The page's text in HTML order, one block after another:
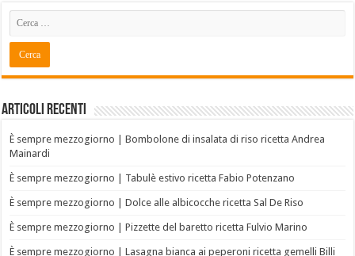
Articoli recenti
È sempre mezzogiorno | Bombolone di insalata di riso ricetta Andrea
Mainardi
È sempre mezzogiorno | Tabulè estivo ricetta Fabio Potenzano
È sempre mezzogiorno | Dolce alle albicocche ricetta Sal De Riso
È sempre mezzogiorno | Pizzette del baretto ricetta Fulvio Marino
È sempre mezzogiorno | Lasagna bianca ai peperoni ricetta gemelli Billi